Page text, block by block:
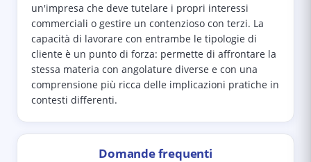
un'impresa che deve tutelare i propri interessi
commerciali o gestire un contenzioso con terzi. La
capacità di lavorare con entrambe le tipologie di
cliente è un punto di forza: permette di affrontare la
stessa materia con angolature diverse e con una
comprensione più ricca delle implicazioni pratiche in
contesti differenti.
Domande frequenti